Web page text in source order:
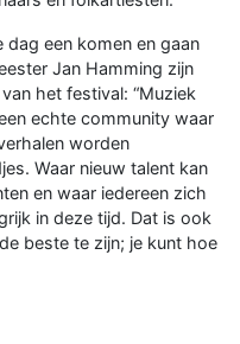
dag een komen en gaan
Jan Hamming zijn
het festival: “Muziek
echte community waar
worden
Waar nieuw talent kan
en waar iedereen zich
in deze tijd. Dat is ook
beste te zijn; je kunt hoe